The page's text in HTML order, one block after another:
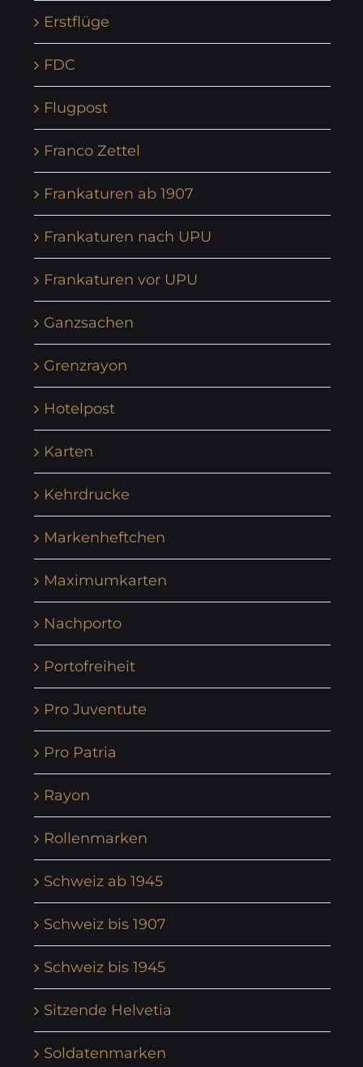
Erstflüge
FDC
Flugpost
Franco Zettel
Frankaturen ab 1907
Frankaturen nach UPU
Frankaturen vor UPU
Ganzsachen
Grenzrayon
Hotelpost
Karten
Kehrdrucke
Markenheftchen
Maximumkarten
Nachporto
Portofreiheit
Pro Juventute
Pro Patria
Rayon
Rollenmarken
Schweiz ab 1945
Schweiz bis 1907
Schweiz bis 1945
Sitzende Helvetia
Soldatenmarken